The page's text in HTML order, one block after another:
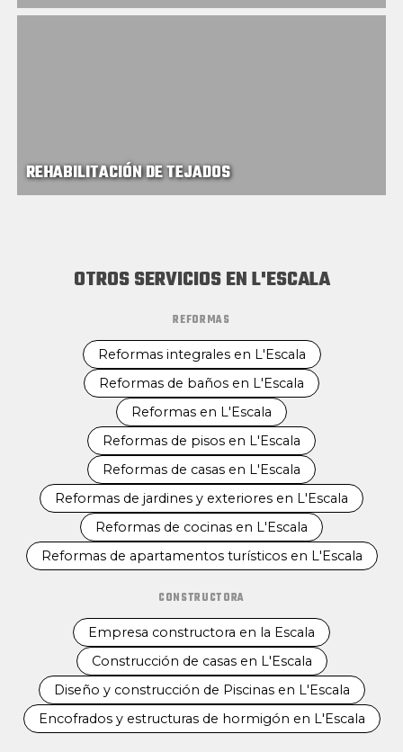
REHABILITACIÓN DE TEJADOS
OTROS SERVICIOS EN L'ESCALA
REFORMAS
Reformas integrales en L'Escala
Reformas de baños en L'Escala
Reformas en L'Escala
Reformas de pisos en L'Escala
Reformas de casas en L'Escala
Reformas de jardines y exteriores en L'Escala
Reformas de cocinas en L'Escala
Reformas de apartamentos turísticos en L'Escala
CONSTRUCTORA
Empresa constructora en la Escala
Construcción de casas en L'Escala
Diseño y construcción de Piscinas en L'Escala
Encofrados y estructuras de hormigón en L'Escala